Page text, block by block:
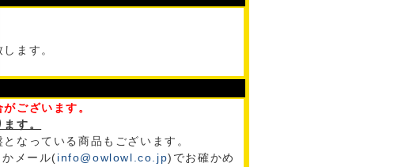
ます。
ございます。
す。
なっている商品もございます。
メール(info@owlowl.co.jp)でお確かめ